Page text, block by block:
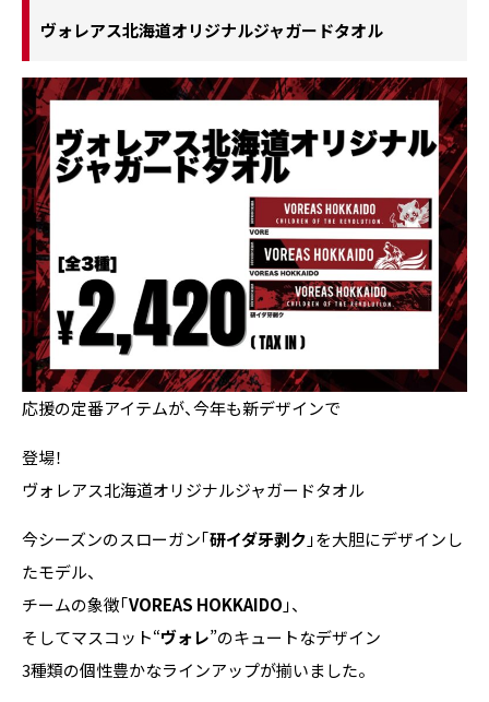
ヴォレアス北海道オリジナルジャガードタオル
応援の定番アイテムが、今年も新デザインで
登場！
ヴォレアス北海道オリジナルジャガードタオル
今シーズンのスローガン「研イダ牙剥ク 」を大胆にデザインし
たモデル、
チームの象徴「VOREAS HOKKAIDO 」、
そしてマスコット“ヴォレ”のキュートなデザイン――
3種類の個性豊かなラインアップが揃いました。